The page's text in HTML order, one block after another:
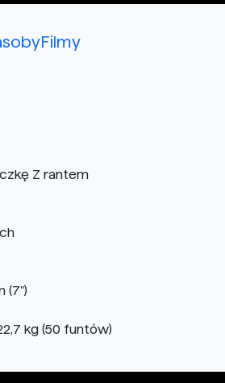
Filmy
Z rantem
(7")
kg (50 funtów)